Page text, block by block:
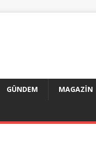
GÜNDEM MAGAZIN